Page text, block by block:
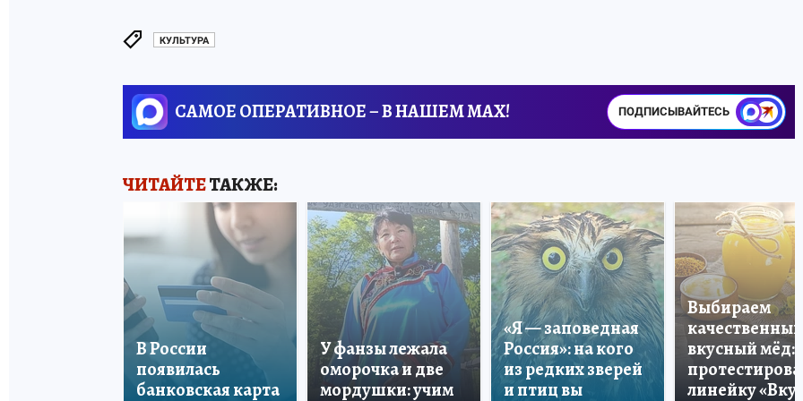
КУЛЬТУРА
САМОЕ ОПЕРАТИВНОЕ – В НАШЕМ MAX! ПОДПИСЫВАЙТЕСЬ
ЧИТАЙТЕТАКЖЕ:
В России
появилась
банковская карта
У фанзы лежала
оморочка и две
мордушки: учим
«Я — заповедная
Россия»: на кого
из редких зверей
и птиц вы
Выбираем
качественный
вкусный мёд:
линейку «Вкус